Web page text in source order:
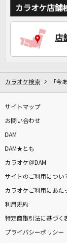
カラオケ店舗
店
カラオケ検索 「今
サイトマップ
お問い合わせ
DAM
DAM★とも
カラオケ＠DAM
サイトのご利用につい
カラオケご利用にあた
利用規約
特定商取引法に基づく
プライバシーポリシー